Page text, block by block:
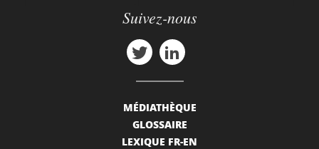
Suivez-nous
MÉDIATHÈQUE
GLOSSAIRE
LEXIQUE FR-EN